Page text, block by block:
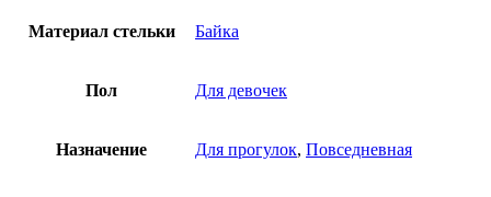
Материал стельки Байка
Пол Для девочек
Назначение Для прогулок, Повседневная